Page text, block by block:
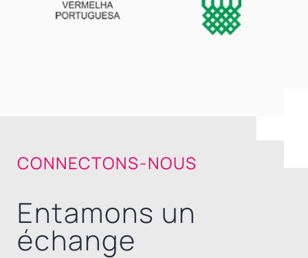
CONNECTONS-NOUS
Entamons un
échange